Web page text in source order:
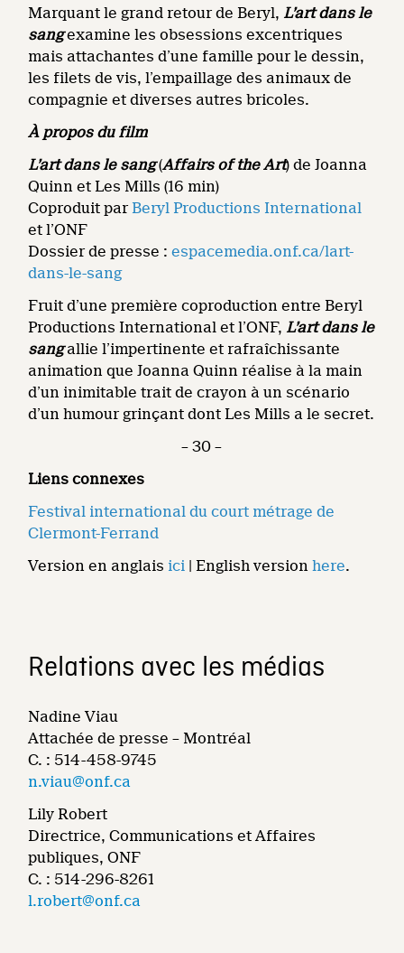
Marquant le grand retour de Beryl, L’art dans le
sangexamine les obsessions excentriques
mais attachantes d’une famille pour le dessin,
les filets de vis, l’empaillage des animaux de
compagnie et diverses autres bricoles.
À propos du film
L’art dans le sang(Affairs of the Art) de Joanna
Quinn et Les Mills (16 min)
Coproduit par Beryl Productions International
et l’ONF
Dossier de presse :espacemedia.onf.ca/lart-
dans-le-sang
Fruit d’une première coproduction entre Beryl
Productions International et l’ONF, L’art dans le
sangallie l’impertinente et rafraîchissante
animation que Joanna Quinn réalise à la main
d’un inimitable trait de crayon à un scénario
d’un humour grinçant dont Les Mills a le secret.
– 30 –
Liens connexes
Festival international du court métrage de
Clermont-Ferrand
Version en anglais ici | English versionhere.
Relations avec les médias
Nadine Viau
Attachée de presse – Montréal
C. : 514-458-9745
n.viau@onf.ca
Lily Robert
Directrice, Communications et Affaires
publiques, ONF
C. : 514-296-8261
l.robert@onf.ca